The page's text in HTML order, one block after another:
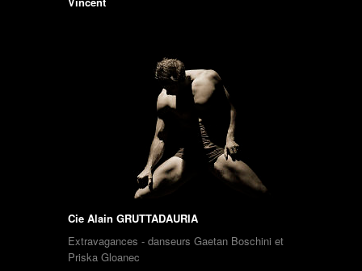
Cie Alain GRUTTADAURIA
Extravagances - danseurs Gaetan Boschini et
Priska Gloanec